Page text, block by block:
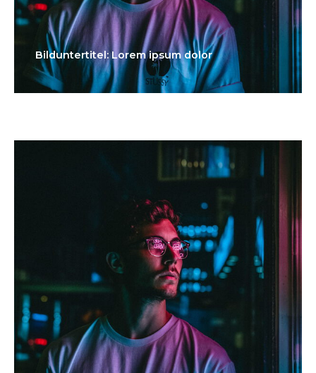
Bilduntertitel: Lorem ipsum dolor